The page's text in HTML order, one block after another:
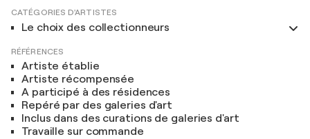
CATÉGORIES D'ARTISTES
Le choix des collectionneurs
RÉFÉRENCES
Artiste établie
Artiste récompensée
A participé à des résidences
Repéré par des galeries d'art
Inclus dans des curations de galeries d'art
Travaille sur commande